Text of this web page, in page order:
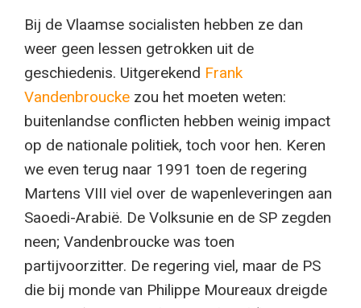
Bij de Vlaamse socialisten hebben ze dan
weer geen lessen getrokken uit de
geschiedenis. Uitgerekend Frank
Vandenbroucke zou het moeten weten:
buitenlandse conflicten hebben weinig impact
op de nationale politiek, toch voor hen. Keren
we even terug naar 1991 toen de regering
Martens VIII viel over de wapenleveringen aan
Saoedi-Arabië. De Volksunie en de SP zegden
neen; Vandenbroucke was toen
partijvoorzitter. De regering viel, maar de PS
die bij monde van Philippe Moureaux dreigde